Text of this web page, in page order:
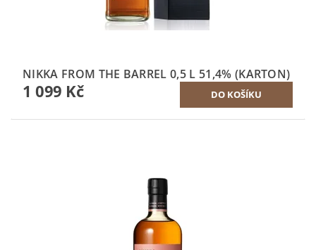
NIKKA FROM THE BARREL 0,5 L 51,4% (KARTON)
1 099 Kč